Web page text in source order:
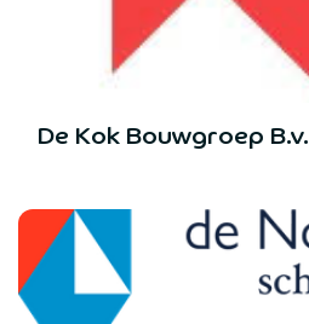
De Kok Bouwgroep B.v.